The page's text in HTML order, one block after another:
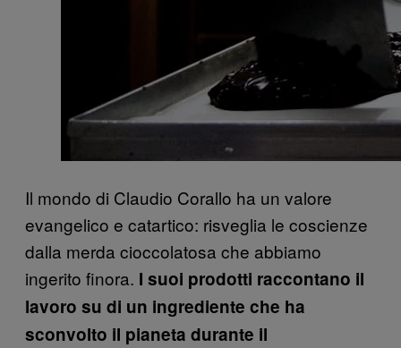
Il mondo di Claudio Corallo ha un valore
evangelico e catartico: risveglia le coscienze
dalla merda cioccolatosa che abbiamo
ingerito finora. I suoi prodotti raccontano il
lavoro su di un ingrediente che ha
sconvolto il pianeta durante il